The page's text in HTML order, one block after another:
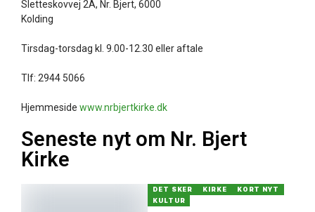
Sletteskovvej 2A, Nr. Bjert, 6000
Kolding
Tirsdag-torsdag kl. 9.00-12.30 eller aftale
Tlf: 2944 5066
Hjemmeside www.nrbjertkirke.dk
Seneste nyt om Nr. Bjert
Kirke
DET SKER KIRKE
KORT NYT
KULTUR